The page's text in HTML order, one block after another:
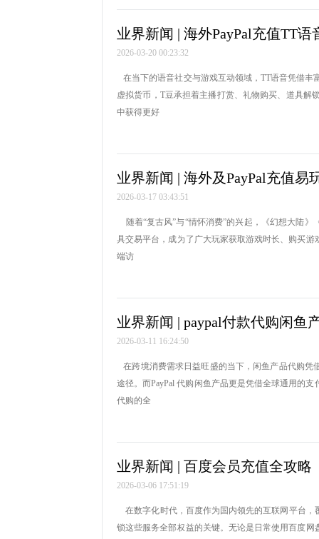
业界新闻 | 海外PayPal充值TT语
2026-03-20 00:23:32
在当下的语音社交与游戏互动领域，TT语音凭借丰
虚拟货币，T豆承担着主播打赏、礼物购买、道具解
中获得更好
业界新闻 | 海外及PayPal充值易
2026-03-17 03:43:51
随着“复古风”与“情怀消费”的兴起，《幻想大陆
具交易平台，成为了广大玩家获取游戏时长、购买
端访
业界新闻 | paypal付款代购闲鱼
2026-03-11 16:24:50
在跨境消费需求日益旺盛的当下，闲鱼产品代购凭
途径。而PayPal 代购闲鱼产品更是凭借全球通用的
代购的全
业界新闻 | 百度会员充值全攻略
2026-03-06 17:51:19
在数字化时代，百度作为国内领先的互联网平台，
锁这些服务全部权益的关键。无论是日常使用百度